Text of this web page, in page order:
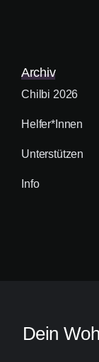
Archiv
Chilbi 2026
Helfer*innen
Unterstützen
Info
Dein